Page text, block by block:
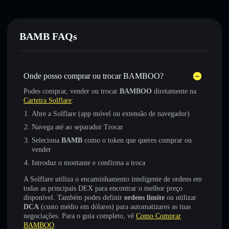
BAMB FAQs
Onde posso comprar ou trocar BAMBOO?
Podes comprar, vender ou trocar BAMBOO diretamente na
Carteira Solflare:
Abre a Solflare (app móvel ou extensão de navegador)
Navega até ao separador Trocar
Seleciona BAMB como o token que queres comprar ou
vender
Introduz o montante e confirma a troca
A Solflare utiliza o encaminhamento inteligente de ordens em
todas as principais DEX para encontrar o melhor preço
disponível. Também podes definir ordens limite ou utilizar
DCA (custo médio em dólares) para automatizares as tuas
negociações. Para o guia completo, vê Como Comprar
BAMBOO.